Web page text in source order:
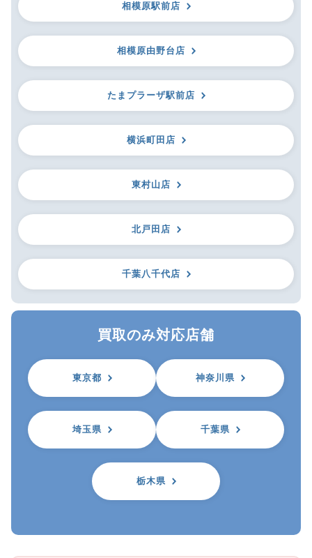
相模原駅前店
相模原由野台店
たまプラーザ駅前店
横浜町田店
東村山店
北戸田店
千葉八千代店
買取のみ対応店舗
東京都 神奈川県
埼玉県 千葉県
栃木県